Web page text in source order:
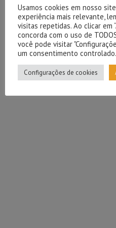
Usamos cookies em nosso
experiência mais relevante,
visitas repetidas. Ao clicar em
concorda com o uso de
você pode visitar
um consentimento controlado.
Configurações de cookies